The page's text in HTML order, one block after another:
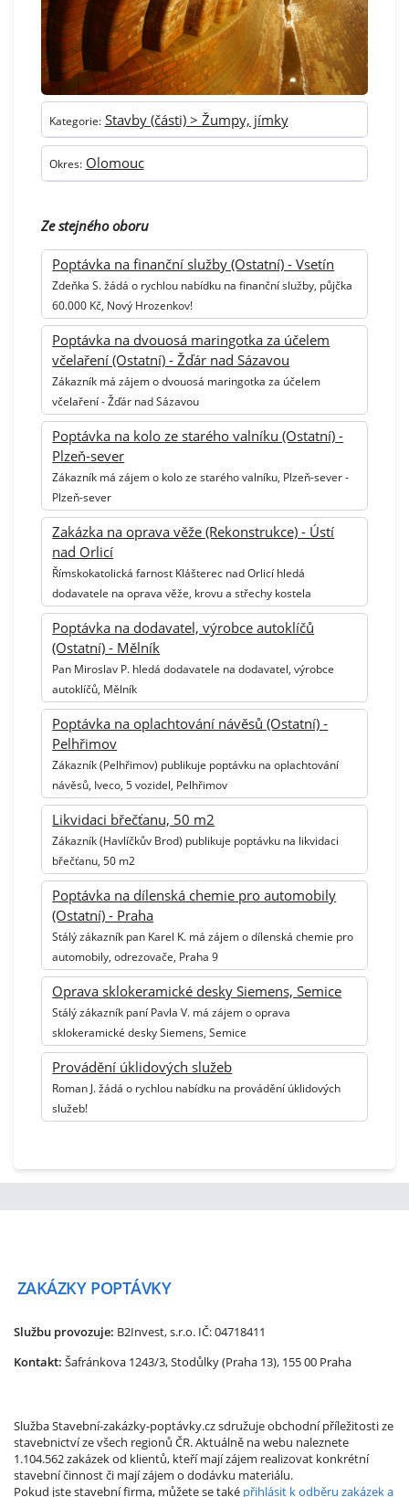
Kategorie: Stavby (části) > Žumpy, jímky
Okres: Olomouc
Ze stejného oboru
Poptávka na finanční služby (Ostatní) - Vsetín
Zdeňka S. žádá o rychlou nabídku na finanční služby, půjčka
60.000 Kč, Nový Hrozenkov!
Poptávka na dvouosá maringotka za účelem
včelaření (Ostatní) - Žďár nad Sázavou
Zákazník má zájem o dvouosá maringotka za účelem
včelaření - Žďár nad Sázavou
Poptávka na kolo ze starého valníku (Ostatní) -
Plzeň-sever
Zákazník má zájem o kolo ze starého valníku, Plzeň-sever -
Plzeň-sever
Zakázka na oprava věže (Rekonstrukce) - Ústí
nad Orlicí
Římskokatolická farnost Klášterec nad Orlicí hledá
dodavatele na oprava věže, krovu a střechy kostela
Poptávka na dodavatel, výrobce autoklíčů
(Ostatní) - Mělník
Pan Miroslav P. hledá dodavatele na dodavatel, výrobce
autoklíčů, Mělník
Poptávka na oplachtování návěsů (Ostatní) -
Pelhřimov
Zákazník (Pelhřimov) publikuje poptávku na oplachtování
návěsů, Iveco, 5 vozidel, Pelhřimov
Likvidaci břečťanu, 50 m2
Zákazník (Havlíčkův Brod) publikuje poptávku na likvidaci
břečťanu, 50 m2
Poptávka na dílenská chemie pro automobily
(Ostatní) - Praha
Stálý zákazník pan Karel K. má zájem o dílenská chemie pro
automobily, odrezovače, Praha 9
Oprava sklokeramické desky Siemens, Semice
Stálý zákazník paní Pavla V. má zájem o oprava
sklokeramické desky Siemens, Semice
Provádění úklidových služeb
Roman J. žádá o rychlou nabídku na provádění úklidových
služeb!
ZAKÁZKY POPTÁVKY
Službu provozuje: B2Invest, s.r.o. IČ: 04718411
Kontakt: Šafránkova 1243/3, Stodůlky (Praha 13), 155 00 Praha
Služba Stavební-zakázky-poptávky.cz sdružuje obchodní příležitosti ze
stavebnictví ze všech regionů ČR. Aktuálně na webu naleznete
1.104.562 zakázek od klientů, kteří mají zájem realizovat konkrétní
stavební činnost či mají zájem o dodávku materiálu.
Pokud jste stavební firma, můžete se také přihlásit k odběru zakázek a